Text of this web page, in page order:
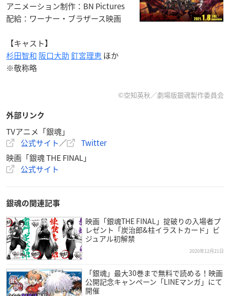
アニメーション制作：BN Pictures
配給：ワーナー・ブラザース映画
【キャスト】
杉田智和 阪口大助釘宮理恵 ほか
※敬称略
©空知英秋／劇場版銀魂製作委員会
外部リンク
TVアニメ「銀魂」
公式サイト／
Twitter
映画「銀魂 THE FINAL」
公式サイト
銀魂の関連記事
映画「銀魂THE FINAL」掟破りの入場者プ
レゼント「炭治郎&柱イラストカード」ビ
ジュアル初解禁
2020年12月21日
「銀魂」最大30巻まで無料で読める！映画
公開記念キャンペーン「LINEマンガ」にて
開催